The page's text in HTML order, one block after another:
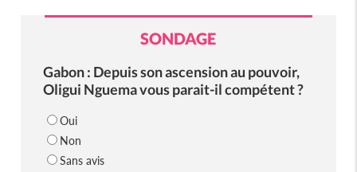
SONDAGE
Gabon : Depuis son ascension au pouvoir,
Oligui Nguema vous parait-il compétent ?
Oui
Non
Sans avis